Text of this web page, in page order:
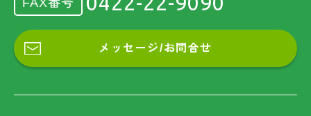
FAX番号
メッセージ/お問合せ